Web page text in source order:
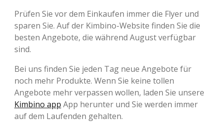
Prüfen Sie vor dem Einkaufen immer die Flyer und
sparen Sie. Auf der Kimbino-Website finden Sie die
besten Angebote, die während August verfügbar
sind.
Bei uns finden Sie jeden Tag neue Angebote für
noch mehr Produkte. Wenn Sie keine tollen
Angebote mehr verpassen wollen, laden Sie unsere
Kimbino app App herunter und Sie werden immer
auf dem Laufenden gehalten.